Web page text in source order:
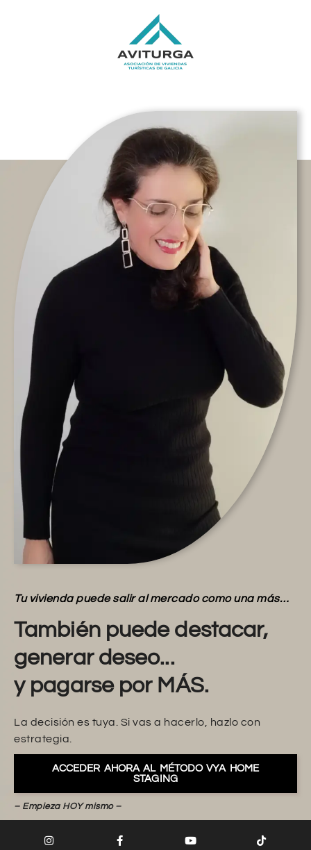
Tu vivienda puede salir al mercado como una más…
También puede destacar,
generar deseo...
y pagarse por MÁS.
La decisión es tuya. Si vas a hacerlo, hazlo con
estrategia.
ACCEDER AHORA AL MÉTODO VYA HOME
STAGING
– Empieza HOY mismo –